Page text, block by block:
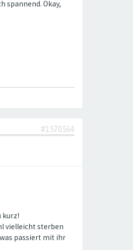
spannend. Okay,
#1570564
kurz!
vielleicht sterben
passiert mit ihr